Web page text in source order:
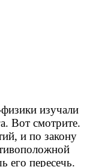
изучали
Вот смотрите.
и по закону
его пересечь.